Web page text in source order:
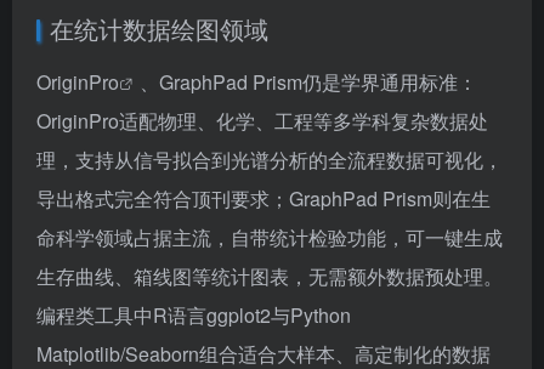
在统计数据绘图领域
OriginPro
、GraphPad Prism仍是学界通用标准：
OriginPro适配物理、化学、工程等多学科复杂数据处
理，支持从信号拟合到光谱分析的全流程数据可视化，
导出格式完全符合顶刊要求；GraphPad Prism则在生
命科学领域占据主流，自带统计检验功能，可一键生成
生存曲线、箱线图等统计图表，无需额外数据预处理。
编程类工具中R语言ggplot2与Python
Matplotlib/Seaborn组合适合大样本、高定制化的数据